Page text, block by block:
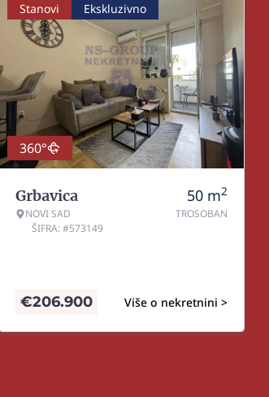
Stanovi Ekskluzivno
360°
Grbavica
NOVI SAD
ŠIFRA: #573149
50 m2
TROSOBAN
Više o nekretnini >
€206.900